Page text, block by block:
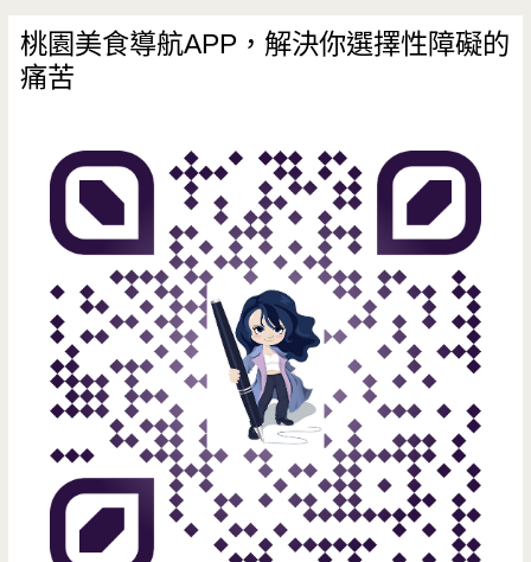
桃園美食導航APP，解決你選擇性障礙的
痛苦